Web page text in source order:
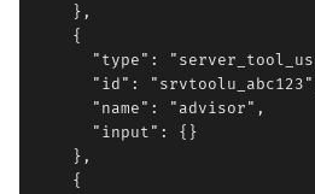
    },
    {
"type":
"id":
      "name": "advisor",
      "input": {}
    },
    {